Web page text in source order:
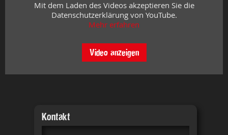
Mit dem Laden des Videos akzeptieren Sie die
Datenschutzerklärung von YouTube.
Mehr erfahren
Video anzeigen
Kontakt